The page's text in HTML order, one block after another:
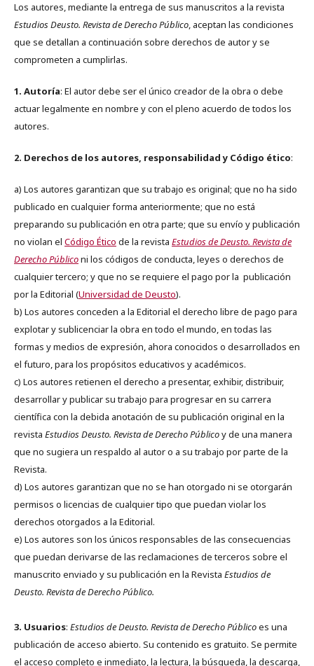
Los autores, mediante la entrega de sus manuscritos a la revista
Estudios Deusto. Revista de Derecho Público, aceptan las condiciones
que se detallan a continuación sobre derechos de autor y se
comprometen a cumplirlas.
1. Autoría: El autor debe ser el único creador de la obra o debe
actuar legalmente en nombre y con el pleno acuerdo de todos los
autores.
2. Derechos de los autores, responsabilidad y Código ético:
a) Los autores garantizan que su trabajo es original; que no ha sido
publicado en cualquier forma anteriormente; que no está
preparando su publicación en otra parte; que su envío y publicación
no violan el Código Ético de la revista Estudios de Deusto. Revista de
Derecho Públiconi los códigos de conducta, leyes o derechos de
cualquier tercero; y que no se requiere el pago por la publicación
por la Editorial (Universidad de Deusto).
b) Los autores conceden a la Editorial el derecho libre de pago para
explotar y sublicenciar la obra en todo el mundo, en todas las
formas y medios de expresión, ahora conocidos o desarrollados en
el futuro, para los propósitos educativos y académicos.
c) Los autores retienen el derecho a presentar, exhibir, distribuir,
desarrollar y publicar su trabajo para progresar en su carrera
científica con la debida anotación de su publicación original en la
revista Estudios Deusto. Revista de Derecho Públicoy de una manera
que no sugiera un respaldo al autor o a su trabajo por parte de la
Revista.
d) Los autores garantizan que no se han otorgado ni se otorgarán
permisos o licencias de cualquier tipo que puedan violar los
derechos otorgados a la Editorial.
e) Los autores son los únicos responsables de las consecuencias
que puedan derivarse de las reclamaciones de terceros sobre el
manuscrito enviado y su publicación en la Revista Estudios de
Deusto. Revista de Derecho Público.
3. Usuarios: Estudios de Deusto. Revista de Derecho Públicoes una
publicación de acceso abierto. Su contenido es gratuito. Se permite
el acceso completo e inmediato, la lectura, la búsqueda, la descarga,